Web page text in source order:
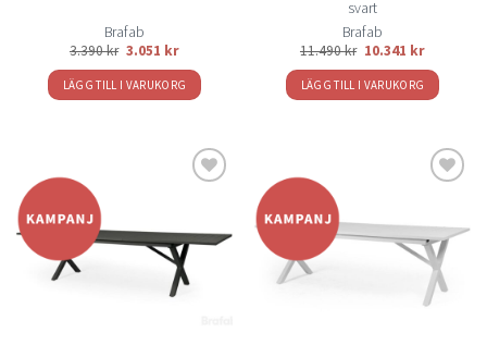
Brafab
3.390kr 3.051 kr
LÄGG TILL I VARUKORG
svart
Brafab
11.490kr 10.341 kr
LÄGG TILL I VARUKORG
till i
önskelistan
till i
önskelistan